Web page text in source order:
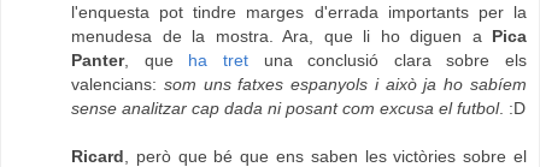
l'enquesta pot tindre marges d'errada importants per la
menudesa de la mostra. Ara, que li ho diguen a Pica
Panter, que ha tretuna conclusió clara sobre els
valencians: som uns fatxes espanyols i això ja ho sabíem
sense analitzar cap dada ni posant com excusa el futbol. :D
Ricard , però que bé que ens saben les victòries sobre el